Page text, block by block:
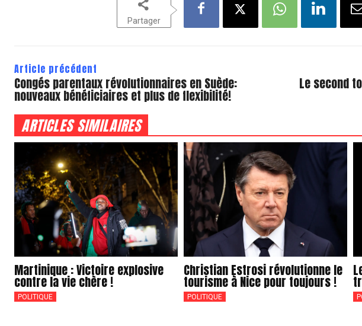
Partager
Article précédent
Congés parentaux révolutionnaires en Suède:
nouveaux bénéficiaires et plus de flexibilité!
Le second
ARTICLES SIMILAIRES
Martinique : Victoire explosive
contre la vie chère !
POLITIQUE
Christian Estrosi révolutionne le
tourisme à Nice pour toujours !
POLITIQUE